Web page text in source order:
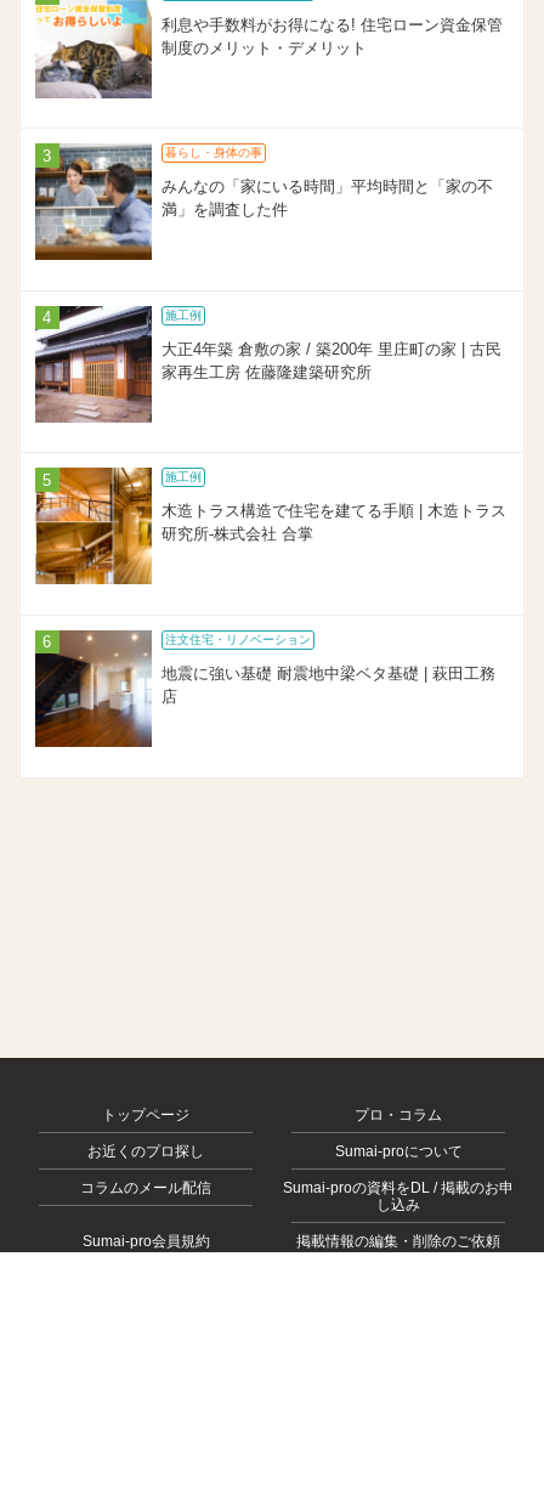
利息や手数料がお得になる! 住宅ローン資金保管
制度のメリット・デメリット
暮らし・身体の事
みんなの「家にいる時間」平均時間と「家の不
満」を調査した件
施工例
大正4年築 倉敷の家 / 築200年 里庄町の家 | 古民
家再生工房 佐藤隆建築研究所
施工例
木造トラス構造で住宅を建てる手順 | 木造トラス
研究所-株式会社 合掌
注文住宅・リノベーション
地震に強い基礎 耐震地中梁ベタ基礎 | 萩田工務
店
トップページ プロ・コラム
お近くのプロ探し Sumai-proについて
コラムのメール配信
Sumai-proの資料をDL / 掲載のお申
し込み
Sumai-pro会員規約 掲載情報の編集・削除のご依頼